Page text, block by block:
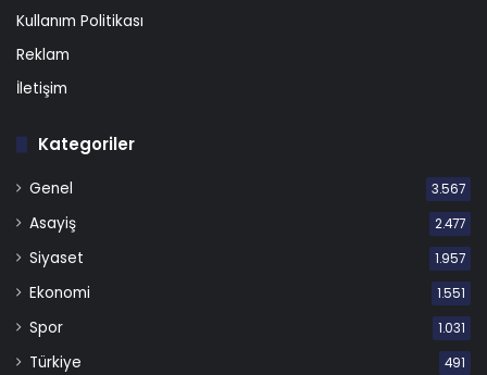
Kullanım Politikası
Reklam
İletişim
Kategoriler
Genel 3.567
Asayiş 2.477
Siyaset 1.957
Ekonomi 1.551
Spor 1.031
Türkiye 491